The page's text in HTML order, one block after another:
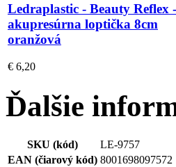
Ledraplastic - Beauty Reflex -
akupresúrna loptička 8cm
oranžová
€ 6,20
Ďalšie
SKU (kód)
LE-9757
EAN (čiarový kód) 8001698097572